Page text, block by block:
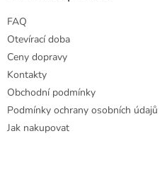
FAQ
Otevírací doba
Ceny dopravy
Kontakty
Obchodní podmínky
Podmínky ochrany osobních údajů
Jak nakupovat